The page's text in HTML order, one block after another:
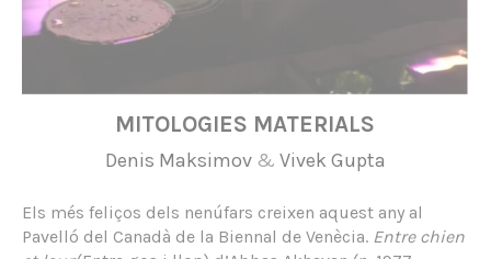
MITOLOGIES MATERIALS
Denis Maksimov& Vivek Gupta
Els més feliços dels nenúfars creixen aquest any al
Pavelló del Canadà de la Biennal de Venècia. Entre chien